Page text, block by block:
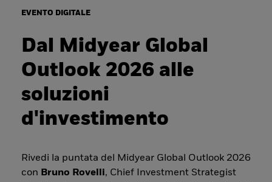
EVENTO DIGITALE
Dal Midyear Global
Outlook 2026 alle
soluzioni
d'investimento
Rivedi la puntata del Midyear Global Outlook 2026
con Bruno Rovelli, Chief Investment Strategist